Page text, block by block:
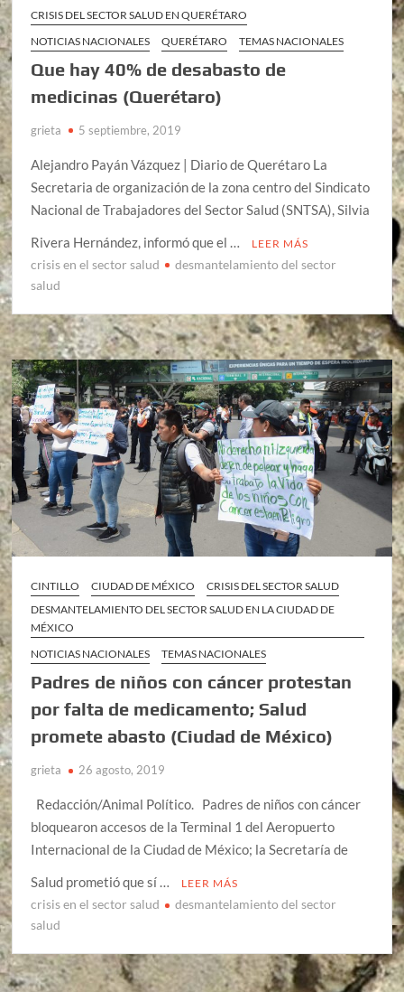
CRISIS DEL SECTOR SALUD EN QUERÉTARO
NOTICIAS NACIONALES
QUERÉTARO TEMAS NACIONALES
Que hay 40% de desabasto de
medicinas (Querétaro)
grieta 5 septiembre, 2019
Alejandro Payán Vázquez | Diario de Querétaro La
Secretaria de organización de la zona centro del Sindicato
Nacional de Trabajadores del Sector Salud (SNTSA), Silvia
Rivera Hernández, informó que el …
LEER MÁS
crisis en el sector salud
desmantelamiento del sector
salud
CINTILLO CIUDAD DE MÉXICO
CRISIS DEL SECTOR SALUD
DESMANTELAMIENTO DEL SECTOR SALUD EN LA CIUDAD DE
MÉXICO
NOTICIAS NACIONALES
TEMAS NACIONALES
Padres de niños con cáncer protestan
por falta de medicamento; Salud
promete abasto (Ciudad de México)
grieta 26 agosto, 2019
Redacción/Animal Político. Padres de niños con cáncer
bloquearon accesos de la Terminal 1 del Aeropuerto
Internacional de la Ciudad de México; la Secretaría de
Salud prometió que sí …
LEER MÁS
crisis en el sector salud
desmantelamiento del sector
salud